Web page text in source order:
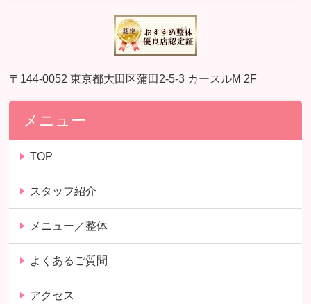
〒144-0052 東京都大田区蒲田2-5-3 カースルM 2F
メニュー
TOP
スタッフ紹介
メニュー／整体
よくあるご質問
アクセス